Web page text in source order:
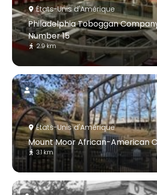
États-Unis d'Amérique
Philadelphia Toboggan
Number 15
2.9 km
États-Unis d'Amérique
Mount Moor African-American
3.1 km